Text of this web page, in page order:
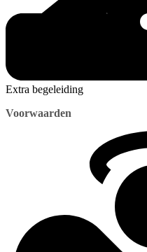
Extra begeleiding
Voorwaarden